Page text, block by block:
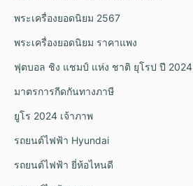
พระเครื่องยอดนิยม 2567
พระเครื่องยอดนิยม ราคาแพง
ฟุตบอล ชิง แชมป์ แห่ง ชาติ ยุโรป ปี 2024
มาตรการกีดกันทางภาษี
ยูโร 2024 เจ้าภาพ
รถยนต์ไฟฟ้า Hyundai
รถยนต์ไฟฟ้า ยี่ห้อไหนดี